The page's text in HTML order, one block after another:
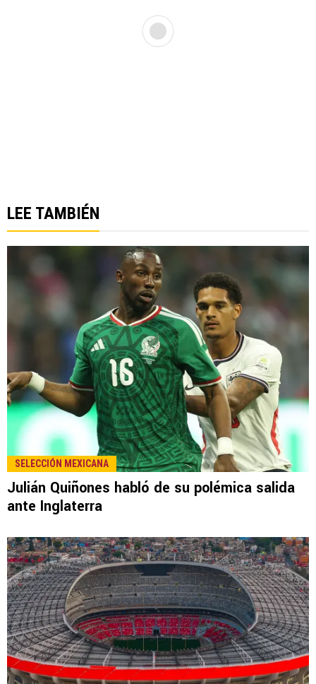
LEE TAMBIÉN
SELECCIÓN MEXICANA
Julián Quiñones habló de su polémica salida
ante Inglaterra